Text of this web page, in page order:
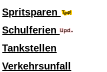
Spritsparen
Schulferien
Tankstellen
Verkehrsunfall